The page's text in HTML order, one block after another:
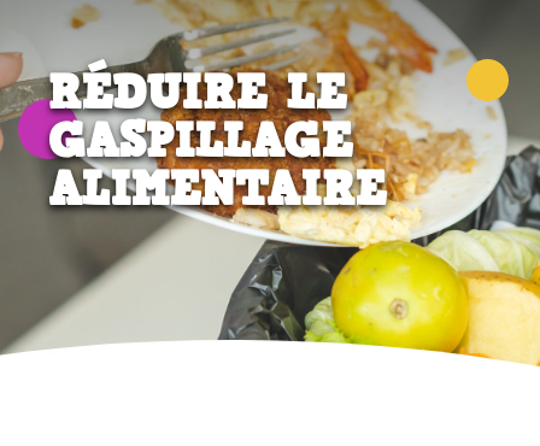
RÉDUIRE LE
GASPILLAGE
ALIMENTAIRE